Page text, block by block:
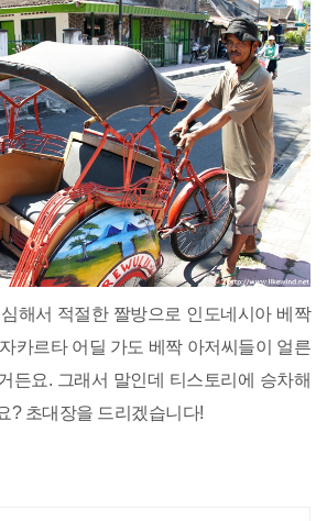
해서 적절한 짤방으로 인도네시아 베짝
카르타 어딜 가도 베짝 아저씨들이 얼른
든요. 그래서 말인데 티스토리에 승차해
? 초대장을 드리겠습니다!